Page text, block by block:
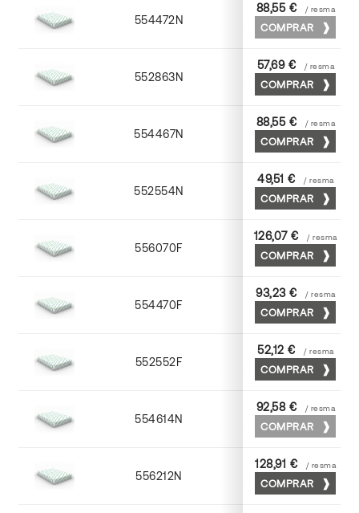
554472N 70 x 100
88,55 € / resma
COMPRAR
552863N 63 x 88
57,69 € / resma
COMPRAR
554467N 65 x 90
88,55 € / resma
COMPRAR
552554N 52 x 70
49,51 € / resma
COMPRAR
556070F 70 x 100
126,07 € / resma
COMPRAR
554470F 70 x 100
93,23 € / resma
COMPRAR
552552F 52 x 70
52,12 € / resma
COMPRAR
554614N 72 x 102
92,58 € / resma
COMPRAR
556212N 72 x 102
128,91 € / resma
COMPRAR